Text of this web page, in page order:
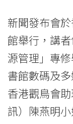
港
自
然
蹤
跡」-
新聞發布會
館舉行，講
源管理」專
書館數碼及
香港觀鳥會
訊）陳燕明小